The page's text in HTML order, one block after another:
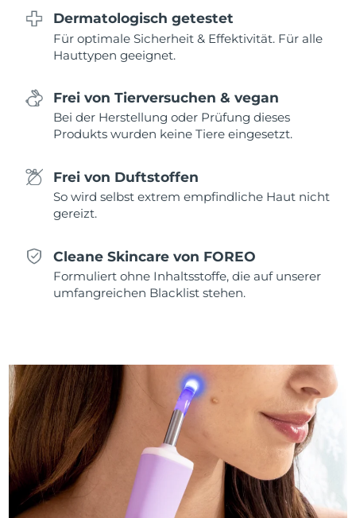
Dermatologisch getestet
Für optimale Sicherheit & Effektivität. Für alle
Hauttypen geeignet.
Frei von Tierversuchen & vegan
Bei der Herstellung oder Prüfung dieses
Produkts wurden keine Tiere eingesetzt.
Frei von Duftstoffen
So wird selbst extrem empfindliche Haut nicht
gereizt.
Cleane Skincare von FOREO
Formuliert ohne Inhaltsstoffe, die auf unserer
umfangreichen Blacklist stehen.